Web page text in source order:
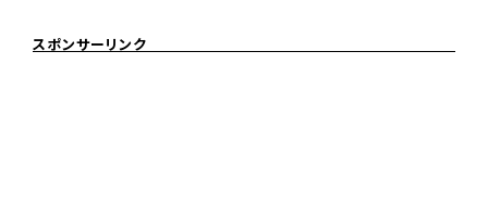
スポンサーリンク